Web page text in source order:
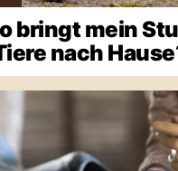
bringt mein
nach